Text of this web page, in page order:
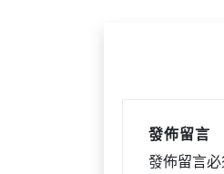
發佈留言
發佈留言